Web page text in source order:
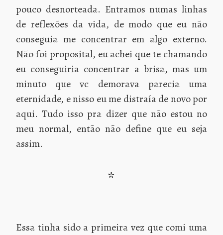
pouco desnorteada. Entramos numas linhas
de reflexões da vida, de modo que eu não
conseguia me concentrar em algo externo.
Não foi proposital, eu achei que te chamando
eu conseguiria concentrar a brisa, mas um
minuto que vc demorava parecia uma
eternidade, e nisso eu me distraía de novo por
aqui. Tudo isso pra dizer que não estou no
meu normal, então não define que eu seja
assim.
*
Essa tinha sido a primeira vez que comi uma